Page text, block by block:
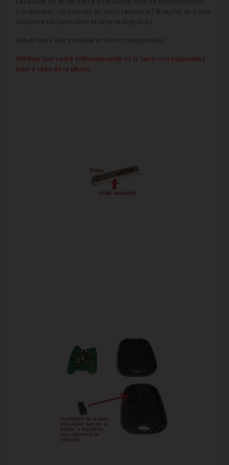
(cordonnier, clé minute) ou alors remettre l'ébauche de votre
ancienne clé (amovible et interchangeable).
Vendu sans électronique et sans transpondeur.
Vérifiez que votre télécommande et la lame correspondent
bien à celle de la photo.